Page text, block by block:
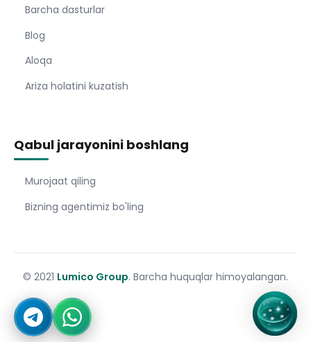
Barcha dasturlar
Blog
Aloqa
Ariza holatini kuzatish
Qabul jarayonini boshlang
Murojaat qiling
Bizning agentimiz bo'ling
© 2021 Lumico Group. Barcha huquqlar himoyalangan.